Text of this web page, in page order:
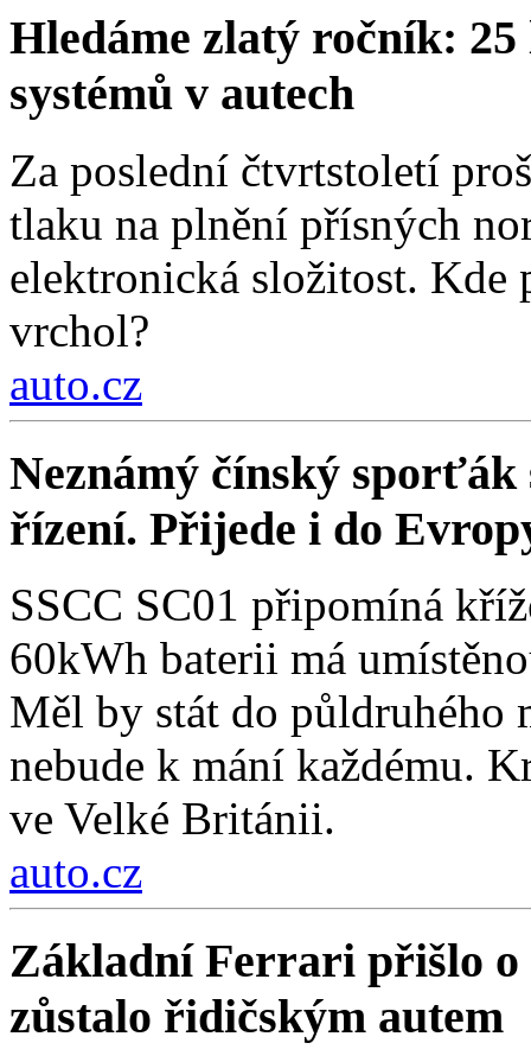
Hledáme zlatý ročník:
systémů v autech
Za poslední čtvrtstoletí
tlaku na plnění přísných
elektronická složitost. Kde
vrchol?
auto.cz
Neznámý čínský
řízení. Přijede i do
SSCC SC01 připomíná
60kWh baterii má
Měl by stát do půldruhého
nebude k mání každému.
ve Velké Británii.
auto.cz
Základní Ferrari přišlo o
zůstalo řidičským autem